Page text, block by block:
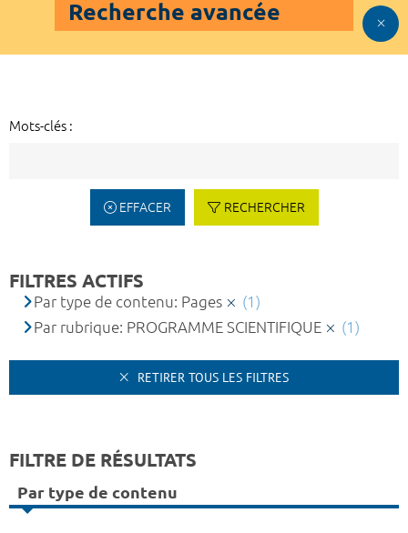
Recherche avancée
Mots-clés :
EFFACER RECHERCHER
FILTRES ACTIFS
Par type de contenu: Pages
(1)
Par rubrique: PROGRAMME SCIENTIFIQUE
(1)
RETIRER TOUS LES FILTRES
FILTRE DE RÉSULTATS
Par type de contenu